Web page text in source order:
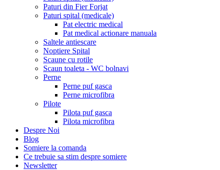
Paturi din Fier Forjat
Paturi spital (medicale)
Pat electric medical
Pat medical actionare manuala
Saltele antiescare
Noptiere Spital
Scaune cu rotile
Scaun toaleta - WC bolnavi
Perne
Perne puf gasca
Perne microfibra
Pilote
Pilota puf gasca
Pilota microfibra
Despre Noi
Blog
Somiere la comanda
Ce trebuie sa stim despre somiere
Newsletter